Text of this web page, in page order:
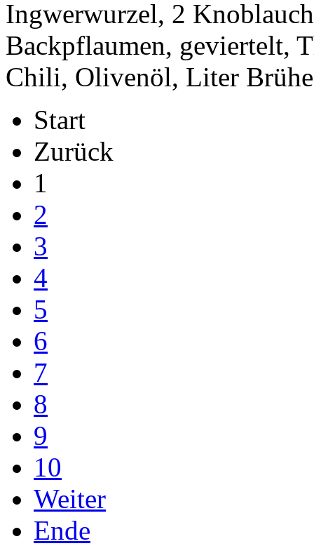
Ingwerwurzel, 2
Backpflaumen, geviertelt,
Chili, Olivenöl, Liter
Start
Zurück
1
2
3
4
5
6
7
8
9
10
Weiter
Ende